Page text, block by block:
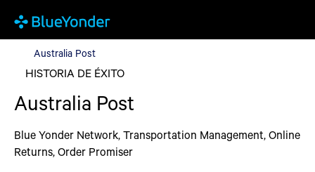
Australia Post
Australia Post
HISTORIA DE ÉXITO
Australia Post
Blue Yonder Network, Transportation Management, Online
Returns, Order Promiser